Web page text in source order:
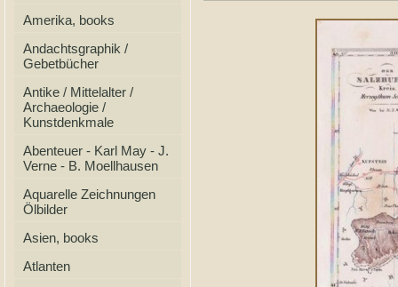
Amerika, books
Andachtsgraphik /
Gebetbücher
Antike / Mittelalter /
Archaeologie /
Kunstdenkmale
Abenteuer - Karl May - J.
Verne - B. Moellhausen
Aquarelle Zeichnungen
Ölbilder
Asien, books
Atlanten